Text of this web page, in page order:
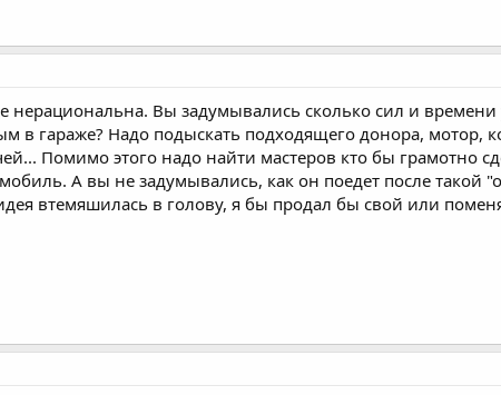
нерациональна. Вы задумывались сколько сил и
в гараже? Надо подыскать подходящего донора,
Помимо этого надо найти мастеров кто бы грамотно
А вы не задумывались, как он поедет после такой
втемяшилась в голову, я бы продал бы свой или